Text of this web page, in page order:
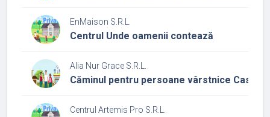
EnMaison S.R.L.
Centrul Unde oamenii contează
Alia Nur Grace S.R.L.
Căminul pentru persoane vârstnice Casa
Centrul Artemis Pro S.R.L.